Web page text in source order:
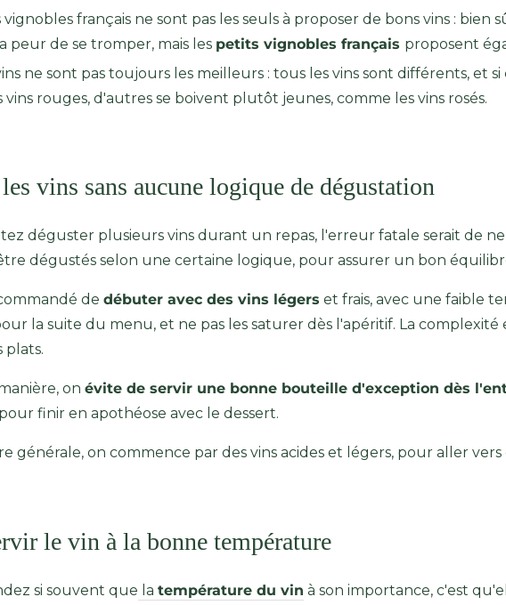
vignobles français ne sont pas les seuls à proposer de bons vins :
peur de se tromper, mais les petits vignobles français proposent
ne sont pas toujours les meilleurs : tous les vins sont différents, et
vins rouges, d'autres se boivent plutôt jeunes, comme les vins rosés.
vins sans aucune logique de dégustation
déguster plusieurs vins durant un repas, l'erreur fatale serait de ne
dégustés selon une certaine logique, pour assurer un bon
de débuter avec des vins légers et frais, avec une faible
la suite du menu, et ne pas les saturer dès l'apéritif. La
plats.
on évite de servir une bonne bouteille d'exception dès
finir en apothéose avec le dessert.
générale, on commence par des vins acides et légers, pour aller
le vin à la bonne température
si souvent que la température du vin à son importance, c'est